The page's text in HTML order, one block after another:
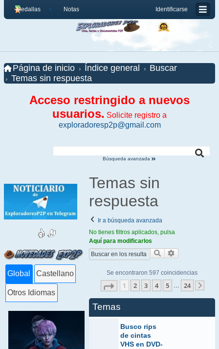
Identificarse
Medallas Notas
Página de inicio Índice general
Buscar
Temas sin respuesta
Acceso restringido a nuevos
usuarios. Solicite registro a
exploradoresp2p@gmail.com
Búsqueda avanzada
Global Castellano
Otros Idiomas
Temas sin
respuesta
Ir a búsqueda avanzada
No tienes filtros aplicados, pulsa
Aquí para modificarlos
Buscar
Se encontraron 597 coincidencias
Página de 24
1 2 3 4 5 … 24
Temas
Busco rips
de cintas
VHS en DVD-